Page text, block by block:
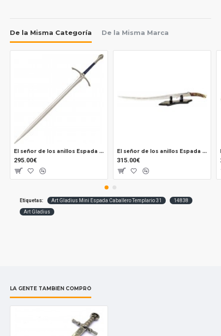
De la Misma Categoría De la Misma Marca
El señor de los anillos Espada Glamdring Oficial uc2942
295.00€
El señor de los anillos Espada Arwen Oficial
315.00€
Etiquetas: Art Gladius Mini Espada Caballero Templario 31 14838
Art Gladius
LA GENTE TAMBIÉN COMPRÓ